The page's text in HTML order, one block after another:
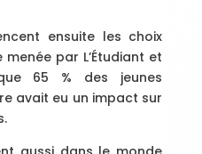
ensuite les choix
par L’Étudiant et
65 % des jeunes
avait eu un impact sur